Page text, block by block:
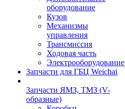
оборудование
Кузов
Механизмы
управления
Трансмиссия
Ходовая часть
Электрооборудование
Запчасти для ГБЦ Weichai
Запчасти ЯМЗ, ТМЗ (V-
образные)